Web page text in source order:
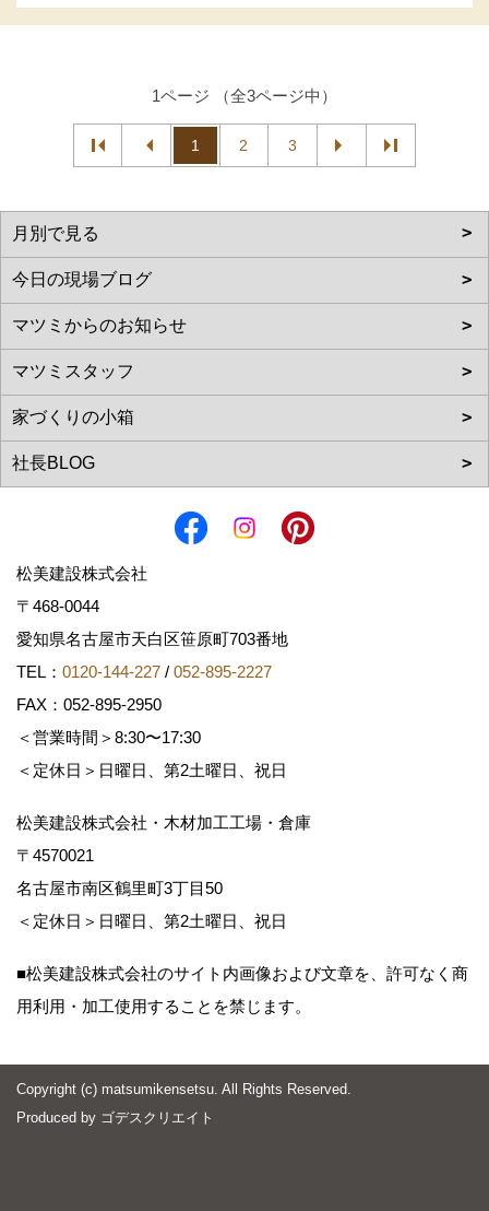
1ページ （全3ページ中）
1 2 3
松美建設株式会社
〒468-0044
愛知県名古屋市天白区笹原町703番地
TEL： 0120-144-227 / 052-895-2227
FAX：052-895-2950
＜営業時間＞8:30〜17:30
＜定休日＞日曜日、第2土曜日、祝日
松美建設株式会社・木材加工工場・倉庫
〒4570021
名古屋市南区鶴里町3丁目50
＜定休日＞日曜日、第2土曜日、祝日
■松美建設株式会社のサイト内画像および文章を、許可なく商
用利用・加工使用することを禁じます。
Copyright (c) matsumikensetsu. All Rights Reserved.
Produced by ゴデスクリエイト